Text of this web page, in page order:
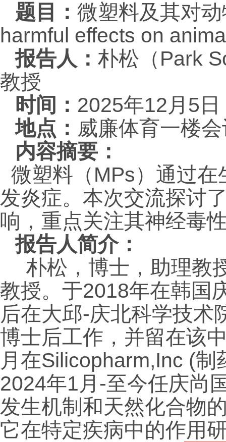
题目： 微塑料及其对
harmful effects on
报告人： 朴松（Park
教授
时间： 2025年12月 5
地点： 威廉体育一楼
内容摘要：
微塑料（MPs）通过
发炎症。本次交流探讨
响，重点关注其神经毒
报告人简介：
朴松，博士，助理教
教授。于2018年在韩国
后在大邱-庆北科学技术
博士后工作，并留在该
月在Silicopharm,Inc (制
2024年1月 -至今任庆尚
发生机制和天然化合物
它在特定疾病中的作用